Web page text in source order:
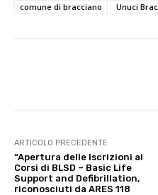
comune di bracciano
Unuci
ARTICOLO PRECEDENTE
“Apertura delle Iscrizioni ai
Corsi di BLSD – Basic Life
Support and Defibrillation,
riconosciuti da ARES 118